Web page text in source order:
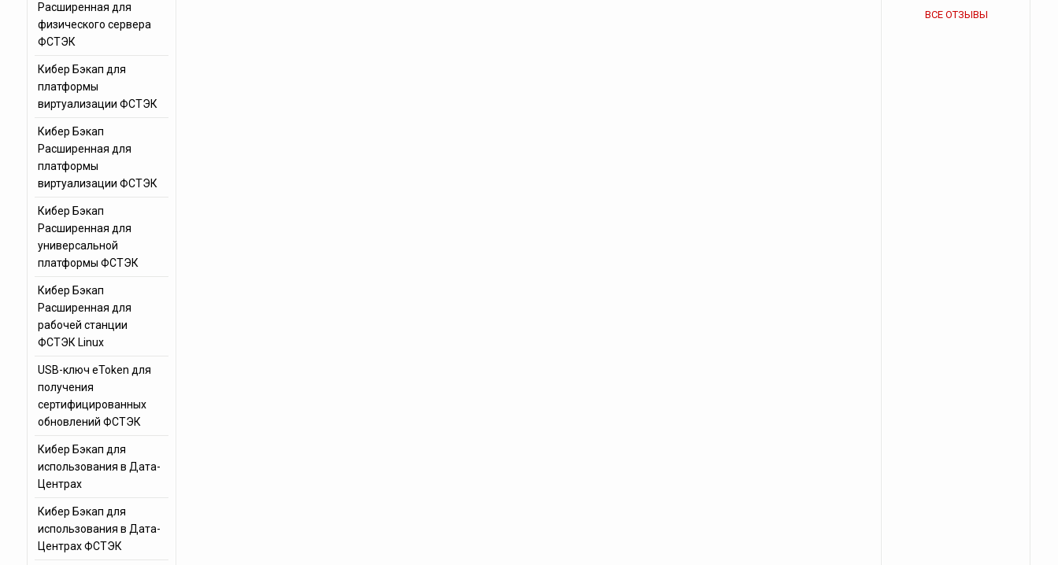
Расширенная для
физического сервера
ФСТЭК
Кибер Бэкап для
платформы
виртуализации ФСТЭК
Кибер Бэкап
Расширенная для
платформы
виртуализации ФСТЭК
Кибер Бэкап
Расширенная для
универсальной
платформы ФСТЭК
Кибер Бэкап
Расширенная для
рабочей станции
ФСТЭК Linux
USB-ключ eToken для
получения
сертифицированных
обновлений ФСТЭК
Кибер Бэкап для
использования в Дата-
Центрах
Кибер Бэкап для
использования в Дата-
Центрах ФСТЭК
ВСЕ ОТЗЫВЫ